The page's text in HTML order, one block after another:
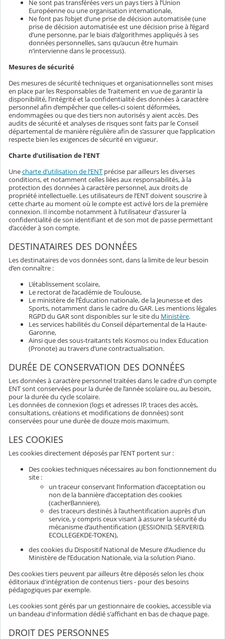
Ne sont pas transférées vers un pays tiers à l’Union
Européenne ou une organisation internationale,
Ne font pas l’objet d’une prise de décision automatisée (une
prise de décision automatisée est une décision prise à l’égard
d’une personne, par le biais d’algorithmes appliqués à ses
données personnelles, sans qu’aucun être humain
n’intervienne dans le processus).
Mesures de sécurité
Des mesures de sécurité techniques et organisationnelles sont mises
en place par les Responsables de Traitement en vue de garantir la
disponibilité, l’intégrité et la confidentialité des données à caractère
personnel afin d’empêcher que celles-ci soient déformées,
endommagées ou que des tiers non autorisés y aient accès. Des
audits de sécurité et analyses de risques sont faits par le Conseil
départemental de manière régulière afin de s’assurer que l’application
respecte bien les exigences de sécurité en vigueur.
Charte d’utilisation de l’ENT
Unecharte d’utilisation de l’ENT précise par ailleurs les diverses
conditions, et notamment celles liées aux responsabilités, à la
protection des données à caractère personnel, aux droits de
propriété intellectuelle. Les utilisateurs de l’ENT doivent souscrire à
cette charte au moment où le compte est activé lors de la première
connexion. Il incombe notamment à l’utilisateur d'assurer la
confidentialité de son identifiant et de son mot de passe permettant
d’accéder à son compte.
DESTINATAIRES DES DONNÉES
Les destinataires de vos données sont, dans la limite de leur besoin
d’en connaître :
L’établissement scolaire,
Le rectorat de l’académie de Toulouse,
Le ministère de l’Éducation nationale, de la Jeunesse et des
Sports, notamment dans le cadre du GAR. Les mentions légales
RGPD du GAR sont disponibles sur le site du Ministère.
Les services habilités du Conseil départemental de la Haute-
Garonne,
Ainsi que des sous-traitants tels Kosmos ou Index Education
(Pronote) au travers d’une contractualisation.
DURÉE DE CONSERVATION DES DONNÉES
Les données à caractère personnel traitées dans le cadre d'un compte
ENT sont conservées pour la durée de l’année scolaire ou, au besoin,
pour la durée du cycle scolaire.
Les données de connexion (logs et adresses IP, traces des accès,
consultations, créations et modifications de données) sont
conservées pour une durée de douze mois maximum.
LES COOKIES
Les cookies directement déposés par l’ENT portent sur :
Des cookies techniques nécessaires au bon fonctionnement du
site :
un traceur conservant l’information d’acceptation ou
non de la bannière d’acceptation des cookies
(cacherBanniere),
des traceurs destinés à l’authentification auprès d’un
service, y compris ceux visant à assurer la sécurité du
mécanisme d’authentification (JESSIONID, SERVERID,
ECOLLEGEKDE-TOKEN),
des cookies du Dispositif National de Mesure d’Audience du
Ministère de l’Education Nationale, via la solution Piano.
Des cookies tiers peuvent par ailleurs être déposés selon les choix
éditoriaux d'intégration de contenus tiers - pour des besoins
pédagogiques par exemple.
Les cookies sont gérés par un gestionnaire de cookies, accessible via
un bandeau d'information dédié s'affichant en bas de chaque page.
DROIT DES PERSONNES